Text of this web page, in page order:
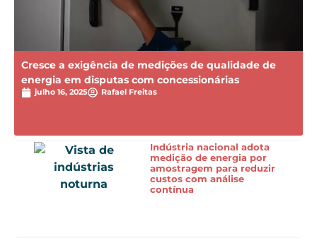
Cresce a exigência de medições de qualidade de
energia em disputas com concessionárias
julho 16, 2025 Rafael Freitas
Indústria nacional adota
medição de energia por
amostragem para reduzir
custos com análise
contínua